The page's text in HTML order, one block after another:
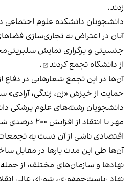
زدند.
دانشجویان دانشکده علوم اجتماعی
آبان در اعتراض به تجاری‌سازی
جنسیتی و برگزاری نمایش
از دانشگاه تجمع کردند
.
آن‌ها در این تجمع شعارهایی در دفاع
حمایت از خیزش «زن، زندگی، آزادی»
مهر با انتقاد از
اقتصادی ناشی از آن دست به تجمعات
آن‌ها طی این مدت بارها در مقابل
نهادها و سازمان‌های مختلف، از